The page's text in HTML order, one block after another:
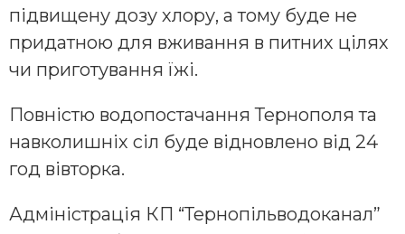
підвищену дозу хлору, а тому буде не
придатною для вживання в питних цілях
чи приготування їжі.
Повністю водопостачання Тернополя та
навколишніх сіл буде відновлено від 24
год вівторка.
Адміністрація КП “Тернопільводоканал”